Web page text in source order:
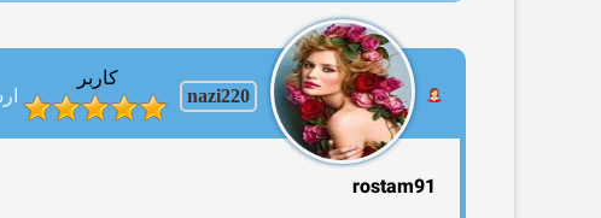
nazi220
کاربر
rostam91